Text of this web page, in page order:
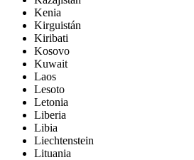
Kenia
Kirguistán
Kiribati
Kosovo
Kuwait
Laos
Lesoto
Letonia
Liberia
Libia
Liechtenstein
Lituania